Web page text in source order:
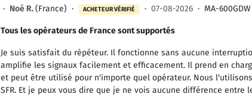
· Noé R.(France) · ACHETEUR VÉRIFIÉ · 07-08-2026 · MA-600GDW
Tous les opérateurs de France sont supportés
Je suis satisfait du répéteur. Il fonctionne sans aucune
amplifie les signaux facilement et efficacement. Il prend en
et peut être utilisé pour n'importe quel opérateur. Nous
SFR. Et je peux vous dire que je ne vois aucune différence entre